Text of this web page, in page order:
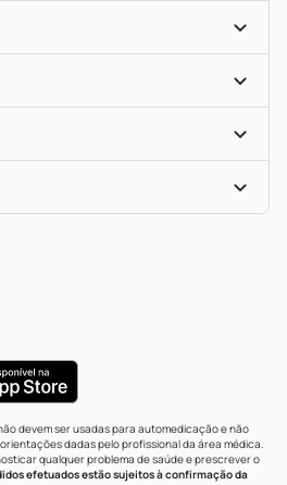
devem ser usadas para automedicação e não
dadas pelo profissional da área médica.
qualquer problema de saúde e prescrever o
efetuados estão sujeitos à confirmação da